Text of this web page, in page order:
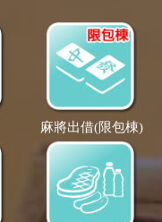
麻將出借(限包棟)